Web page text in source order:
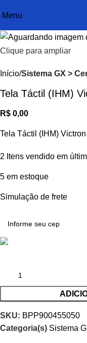
Menu
Clique para ampliar
Início Sistema GX >
Tela Táctil (IHM)
R$ 0,00
Tela Táctil (IHM)
2 Itens vendido em
5 em estoque
Simulação de frete
SKU: BPP900455050
Categoria(s) Sistema